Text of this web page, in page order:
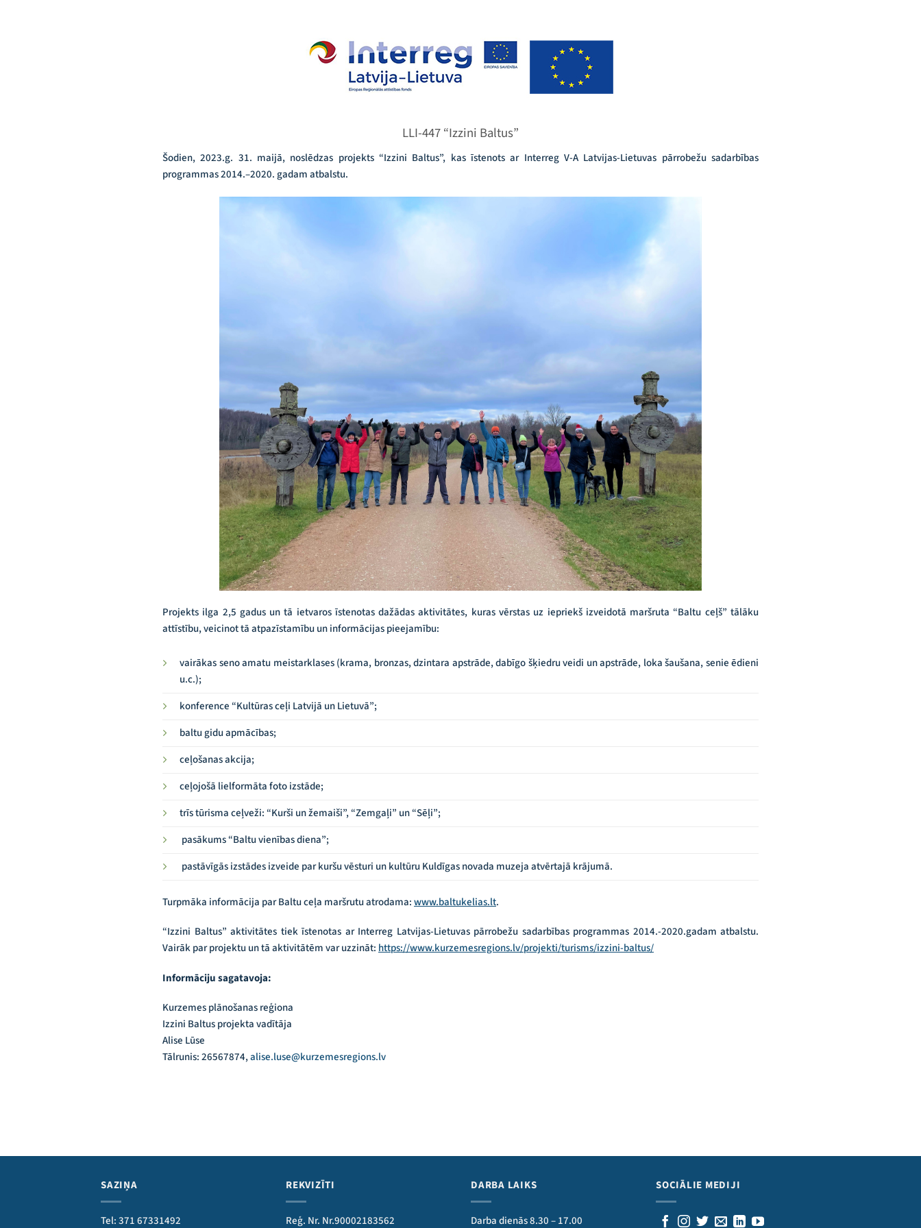
LLI-447 “Izzini Baltus”
Šodien, 2023.g. 31. maijā, noslēdzas projekts “Izzini Baltus”, kas īstenots ar Interreg V-A Latvijas-Lietuvas pārrobežu sadarbības
programmas 2014.–2020. gadam atbalstu.
Projekts ilga 2,5 gadus un tā ietvaros īstenotas dažādas aktivitātes, kuras vērstas uz iepriekš izveidotā maršruta “Baltu ceļš” tālāku
attīstību, veicinot tā atpazīstamību un informācijas pieejamību:
vairākas seno amatu meistarklases (krama, bronzas, dzintara apstrāde, dabīgo šķiedru veidi un apstrāde, loka šaušana, senie ēdieni
u.c.);
konference “Kultūras ceļi Latvijā un Lietuvā”;
baltu gidu apmācības;
ceļošanas akcija;
ceļojošā lielformāta foto izstāde;
trīs tūrisma ceļveži: “Kurši un žemaiši”, “Zemgaļi” un “Sēļi”;
pasākums “Baltu vienības diena”;
pastāvīgās izstādes izveide par kuršu vēsturi un kultūru Kuldīgas novada muzeja atvērtajā krājumā.
Turpmāka informācija par Baltu ceļa maršrutu atrodama:www.baltukelias.lt.
“Izzini Baltus” aktivitātes tiek īstenotas ar Interreg Latvijas-Lietuvas pārrobežu sadarbības programmas 2014.-2020.gadam atbalstu.
Vairāk par projektu un tā aktivitātēm var uzzināt: https://www.kurzemesregions.lv/projekti/turisms/izzini-baltus/
Informāciju sagatavoja:
Kurzemes plānošanas reģiona
Izzini Baltus projekta vadītāja
Alise Lūse
Tālrunis: 26567874,alise.luse@kurzemesregions.lv
SAZIŅA
Tel: 371 67331492
REKVIZĪTI
Reģ. Nr. Nr.90002183562
DARBA LAIKS
Darba dienās 8.30 – 17.00
SOCIĀLIE MEDIJI